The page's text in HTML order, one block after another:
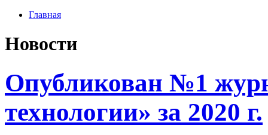
Главная
Новости
Опубликован №1
технологии» за 2020 г.